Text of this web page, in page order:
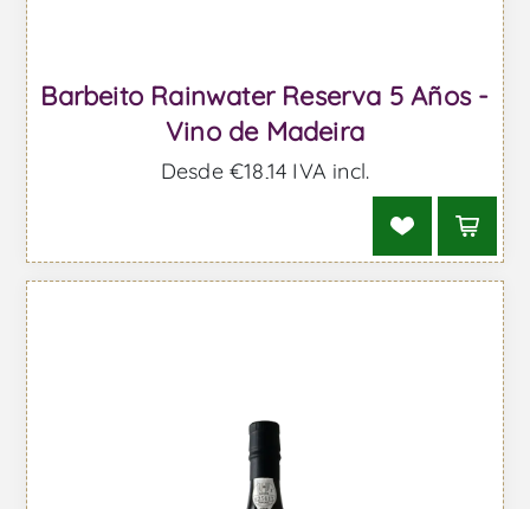
Barbeito Rainwater Reserva 5 Años -
Vino de Madeira
Desde €18,14 IVA incl.